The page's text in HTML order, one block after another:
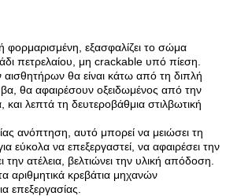
εξασφαλίζει το σώμα
πετρελαίου, μη crackable υπό πίεση.
θα είναι κάτω από τη διπλή
θα αφαιρέσουν οξειδωμένος από την
λεπτά τη δευτεροβάθμια στιλβωτική
ανόπτηση, αυτό μπορεί να μειώσει τη
εύκολα να επεξεργαστεί, να αφαιρέσει την
ατέλεια, βελτιώνει την υλική απόδοση.
αριθμητικά κρεβάτια μηχανών
επεξεργασίας.